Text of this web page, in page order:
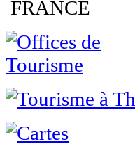
FRANCE